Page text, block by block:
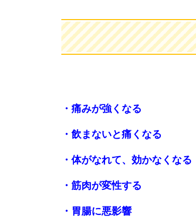
・痛みが強くなる
・飲まないと痛くなる
・体がなれて、効かなくなる
・筋肉が変性する
・胃腸に悪影響